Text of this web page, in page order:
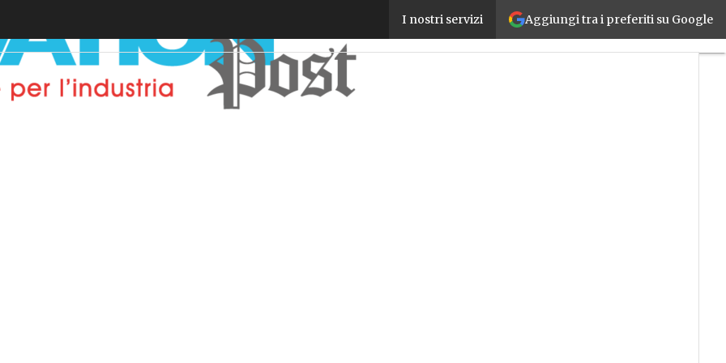
Aggiungi tra i preferiti su Google
I nostri servizi
Sew-Eurodrive presenta nuovi servoriduttori di